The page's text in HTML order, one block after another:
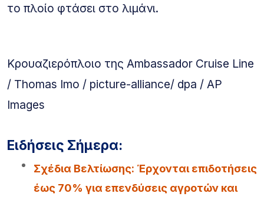
το πλοίο φτάσει στο λιμάνι.
Κρουαζιερόπλοιο της Ambassador Cruise Line
/ Thomas Imo / picture-alliance/ dpa / AP
Images
Ειδήσεις Σήμερα:
Σχέδια Βελτίωσης: Έρχονται επιδοτήσεις
έως 70% για επενδύσεις αγροτών και